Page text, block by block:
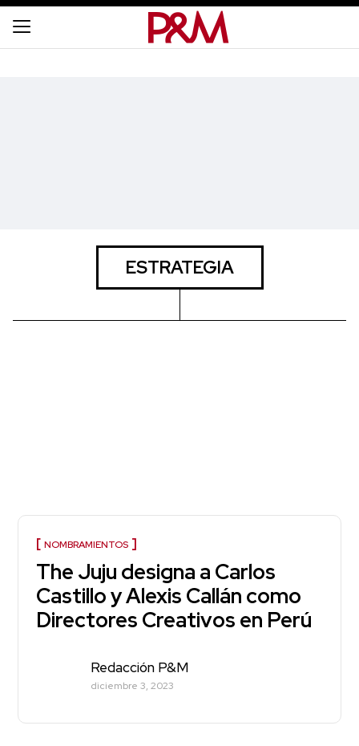
ESTRATEGIA
NOMBRAMIENTOS
The Juju designa a Carlos
Castillo y Alexis Callán como
Directores Creativos en Perú
Redacción P&M
diciembre 3, 2023